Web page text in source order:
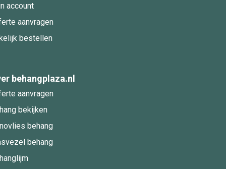
account
aanvragen
bestellen
behangplaza.nl
aanvragen
bekijken
behang
behang